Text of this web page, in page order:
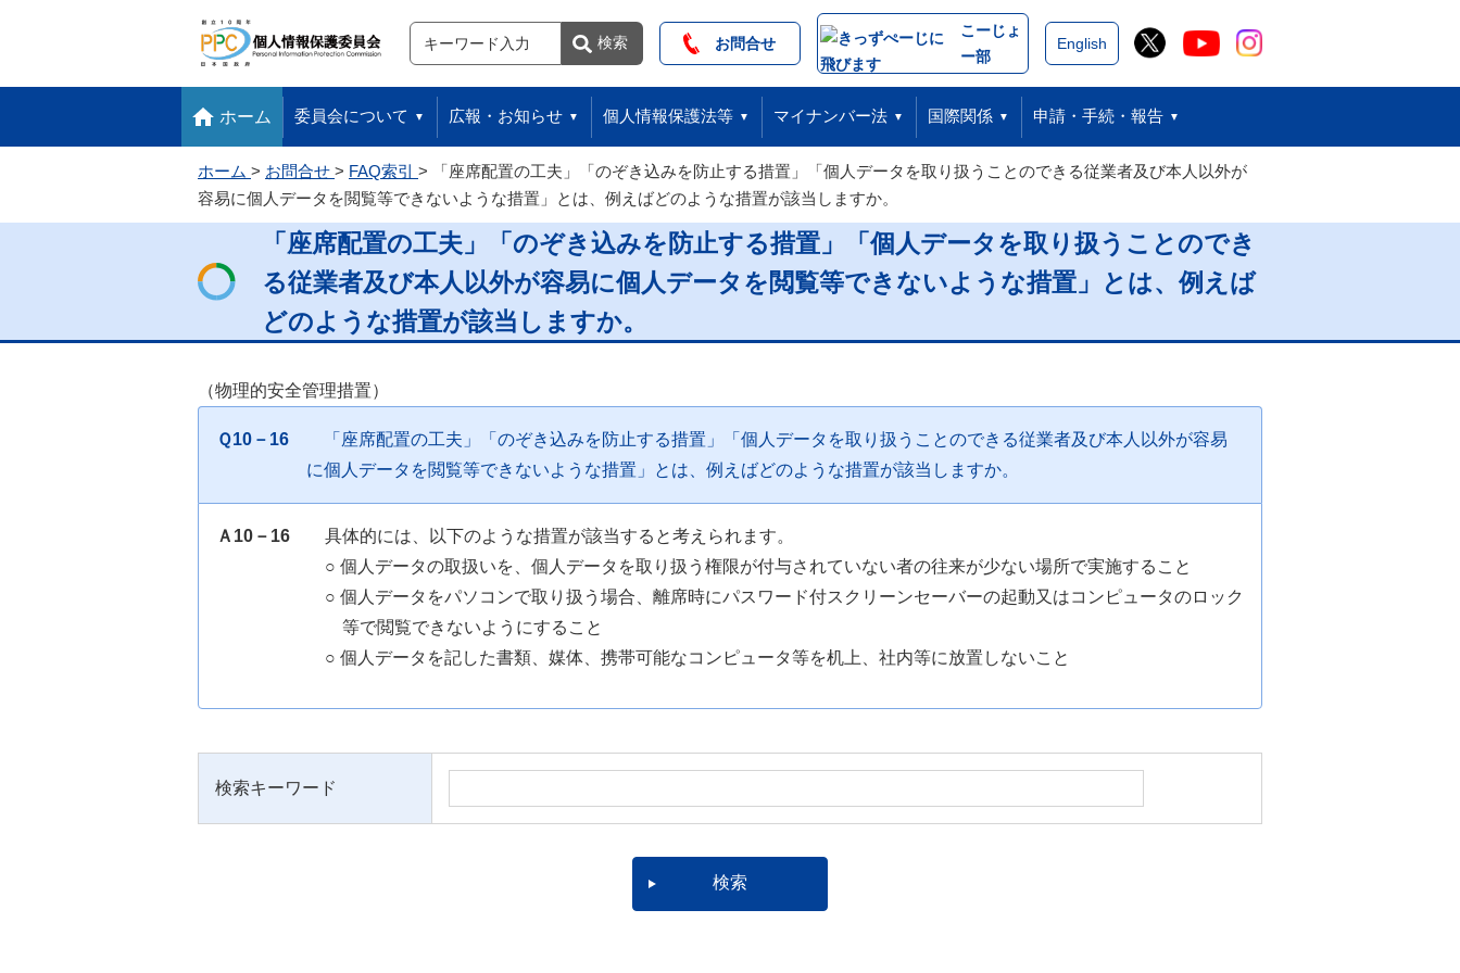
フッターへ移動します 閉じる
サイト内検索
検索 検索 お問合せ
こーじょ
ー部
English
ホーム 委員会について 広報・お知らせ 個人情報保護法等 マイナンバー法 国際関係 申請・手続・報告
ホーム お問合せ FAQ索引
「座席配置の工夫」「のぞき込みを防止する措置」「個人データを取り扱うことのできる従業者及び本人以外が
容易に個人データを閲覧等できないような措置」とは、例えばどのような措置が該当しますか。
「座席配置の工夫」「のぞき込みを防止する措置」「個人データを取り扱うことのでき
る従業者及び本人以外が容易に個人データを閲覧等できないような措置」とは、例えば
どのような措置が該当しますか。
（物理的安全管理措置）
Ｑ10－16
「座席配置の工夫」「のぞき込みを防止する措置」「個人データを取り扱うことのできる従業者及び本人以外が容易
に個人データを閲覧等できないような措置」とは、例えばどのような措置が該当しますか。
Ａ10－16
具体的には、以下のような措置が該当すると考えられます。
○ 個人データの取扱いを、個人データを取り扱う権限が付与されていない者の往来が少ない場所で実施すること
○ 個人データをパソコンで取り扱う場合、離席時にパスワード付スクリーンセーバーの起動又はコンピュータのロック
等で閲覧できないようにすること
○ 個人データを記した書類、媒体、携帯可能なコンピュータ等を机上、社内等に放置しないこと
検索キーワード